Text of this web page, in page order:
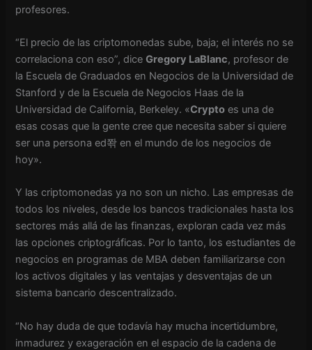
profesores.
“El precio de las criptomonedas sube, baja; el interés no se
correlaciona con eso”, diceGregory LaBlanc, profesor de
la Escuela de Graduados en Negocios de la Universidad de
Stanford y de la Escuela de Negocios Haas de la
Universidad de California, Berkeley. «Crypto es una de
esas cosas que la gente cree que necesita saber si quiere
ser una persona ed쫚 en el mundo de los negocios de
hoy».
Y las criptomonedas ya no son un nicho. Las empresas de
todos los niveles, desde los bancos tradicionales hasta los
sectores más allá de las finanzas, exploran cada vez más
las opciones criptográficas. Por lo tanto, los estudiantes de
negocios en programas de MBA deben familiarizarse con
los activos digitales y las ventajas y desventajas de un
sistema bancario descentralizado.
“No hay duda de que todavía hay mucha incertidumbre,
inmadurez y exageración en el espacio de la cadena de